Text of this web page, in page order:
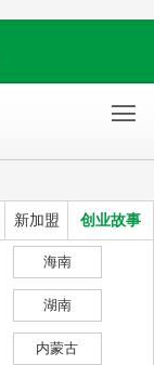

新加盟 创业故事
海南
湖南
内蒙古